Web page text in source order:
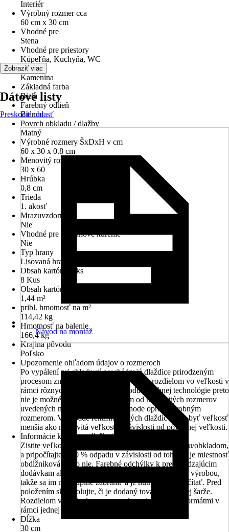
Interiér
Výrobný rozmer cca
60 cm x 30 cm
Vhodné pre
Stena
Vhodné pre priestory
Kúpeľňa, Kuchyňa, WC
Materiál
Kamenina
Základná farba
Biela
Farebný odtieň
Bianco
Povrch obkladu / dlažby
Matný
Výrobné rozmery ŠxDxH v cm
60 x 30 x 0.8 cm
Menovitý rozmer v cm
30 x 60
Hrúbka
0,8 cm
Trieda
1. akosť
Mrazuvzdorné
Nie
Vhodné pre podlahové kúrenie
Nie
Typ hrany
Lisovaná hrana
Obsah kartónu v ks
8 Kus
Obsah kartónu v m2
1,44 m²
pribl. hmotnosť na m²
114,42 kg
Hmotnosť na balenie
166,4 kg
Krajina pôvodu
Poľsko
Upozornenie ohľadom údajov o rozmeroch
Po vypálení pri chladnutí prechádzajú dlaždice prirodzeným
procesom zmršťovania, čo môže viesť k rozdielom vo veľkosti v
rámci rôznych vyhotovení. Z dôvodu výrobnej technológie preto
nie je možné vyhnúť sa odchýlkam od menovitých rozmerov
uvedených na krabici alebo v obchode oproti výrobným
rozmerom. V prípade rektifikovaných dlaždíc môže byť veľkosť
menšia ako menovitá veľkosť v závislosti od pôvodnej veľkosti.
Informácie k nákupu dlažby/obkladu
Zistite veľkosť plochy, ktorá má byť pokrytá dlažbou/obkladom,
a pripočítajte 5-10 % odpadu v závislosti od toho, či je miestnosť
obdĺžniková alebo nie. Farebné odchýlky k predchádzajúcim
dodávkam alebo vzorkám v predajni sú podmienené výrobou,
takže sa im nedá úplne zabrániť a je nutné s nimi počítať. Pred
položením skontrolujte, či je dodaný tovar z rovnakej šarže.
Rozdielom v šaržiach a rozmeroch medzi rôznymi formátmi v
rámci jednej série sa nedá vyhnúť.
Dĺžka
30 cm
Zobraziť viac
Dátové listy
Preskočiť oblasť
Návod na montáž